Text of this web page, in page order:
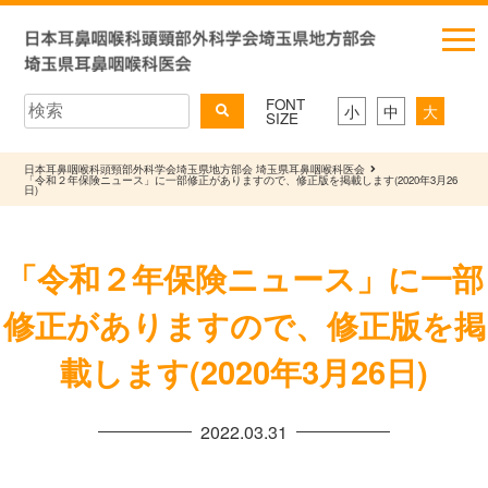
FONT
SIZE 小 中 大
日本耳鼻咽喉科頭頸部外科学会埼玉県地方部会 埼玉県耳鼻咽喉科医会
「令和２年保険ニュース」に一部修正がありますので、修正版を掲載します(2020年3月26
日)
「令和２年保険ニュース」に一部
修正がありますので、修正版を掲
載します(2020年3月26日)
2022.03.31